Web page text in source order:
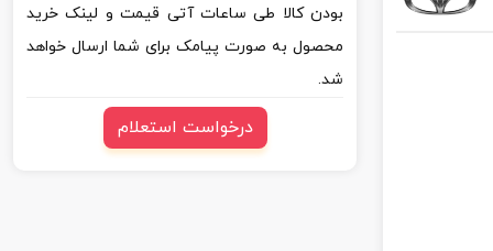
بودن کالا طی ساعات آتی قیمت و لینک خرید
محصول به صورت پیامک برای شما ارسال خواهد
شد.
درخواست استعلام